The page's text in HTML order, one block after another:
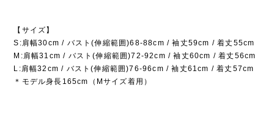
【サイズ】
S:肩幅30cm / バスト(伸縮範囲)68-88cm / 袖丈59cm / 着丈55cm
M:肩幅31cm / バスト(伸縮範囲)72-92cm / 袖丈60cm / 着丈56cm
L:肩幅32cm / バスト(伸縮範囲)76-96cm / 袖丈61cm / 着丈57cm
＊モデル身長165cm（Mサイズ着用）